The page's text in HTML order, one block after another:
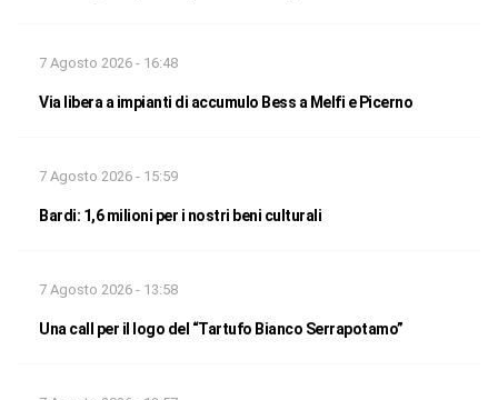
7 Agosto 2026 - 16:48
Via libera a impianti di accumulo Bess a Melfi e Picerno
7 Agosto 2026 - 15:59
Bardi: 1,6 milioni per i nostri beni culturali
7 Agosto 2026 - 13:58
Una call per il logo del “Tartufo Bianco Serrapotamo”